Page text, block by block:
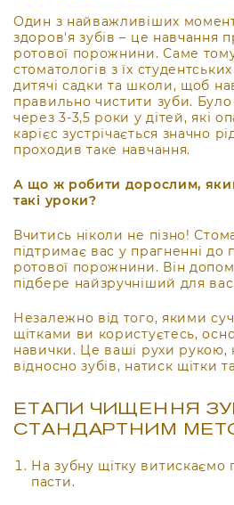
Один з найважливіших
здоров'я зубів – це навчання
ротової порожнини. Саме тому
стоматологів з їх
дитячі садки та школи, щоб
правильно чистити зуби.
через 3-3,5 роки у дітей, які
карієс зустрічається значно
проходив таке навчання.
А що ж робити дорослим,
такі уроки?
Вчитись ніколи не пізно!
підтримає вас у прагненні до
ротової порожнини. Він
підбере найзручніший для
Незалежно від того, якими
щітками ви користуєтесь,
навички. Це ваші рухи рукою,
відносно зубів, натиск щітки
ЕТАПИ ЧИЩЕННЯ
СТАНДАРТНИМ
На зубну щітку витискаємо
пасти.